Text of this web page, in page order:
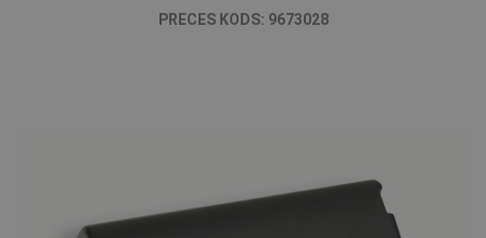
PRECES KODS: 9673028